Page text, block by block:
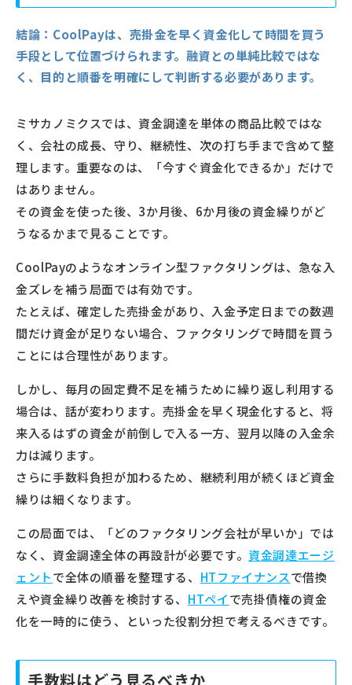
結論： CoolPayは、売掛金を早く資金化して時間を買う
手段として位置づけられます。融資との単純比較ではな
く、目的と順番を明確にして判断する必要があります。
ミサカノミクスでは、資金調達を単体の商品比較ではな
く、会社の成長、守り、継続性、次の打ち手まで含めて整
理します。重要なのは、「今すぐ資金化できるか」だけで
はありません。
その資金を使った後、3か月後、6か月後の資金繰りがど
うなるかまで見ることです。
CoolPayのようなオンライン型ファクタリングは、急な入
金ズレを補う局面では有効です。
たとえば、確定した売掛金があり、入金予定日までの数週
間だけ資金が足りない場合、ファクタリングで時間を買う
ことには合理性があります。
しかし、毎月の固定費不足を補うために繰り返し利用する
場合は、話が変わります。売掛金を早く現金化すると、将
来入るはずの資金が前倒しで入る一方、翌月以降の入金余
力は減ります。
さらに手数料負担が加わるため、継続利用が続くほど資金
繰りは細くなります。
この局面では、「どのファクタリング会社が早いか」では
なく、資金調達全体の再設計が必要です。資金調達エージ
ェントで全体の順番を整理する、 HTファイナンスで借換
えや資金繰り改善を検討する、 HTペイで売掛債権の資金
化を一時的に使う、といった役割分担で考えるべきです。
手数料はどう見るべきか